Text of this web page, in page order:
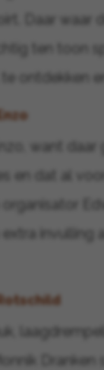
Daar waar
ten toon
te ontdekken
want daar
en dat al
organisator
extra invulling
Dranken